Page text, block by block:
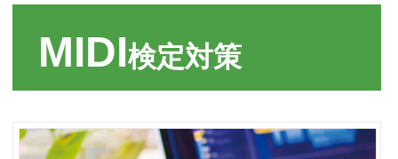
MIDI検定対策